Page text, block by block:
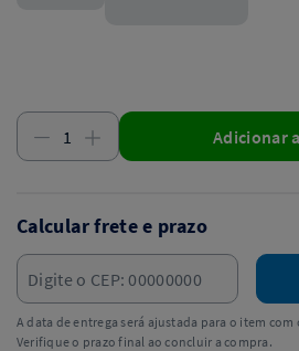
Adicionar
Calcular frete e prazo
A data de entrega será ajustada para o item
Verifique o prazo final ao concluir a compra.